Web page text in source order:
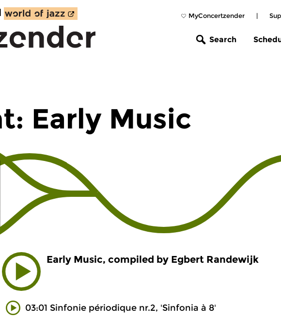
MyConcertzender |
Search
Early Music
Early Music, compiled by Egbert Randewijk
03:01 Sinfonie périodique nr.2, 'Sinfonia à 8'